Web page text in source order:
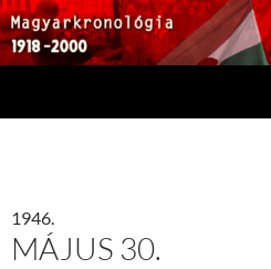
1946.
MÁJUS 30.